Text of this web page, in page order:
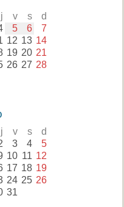
j v s d
5 6 7
12 13 14
19 20 21
26 27 28
j v s d
3 4 5
10 11 12
17 18 19
24 25 26
31